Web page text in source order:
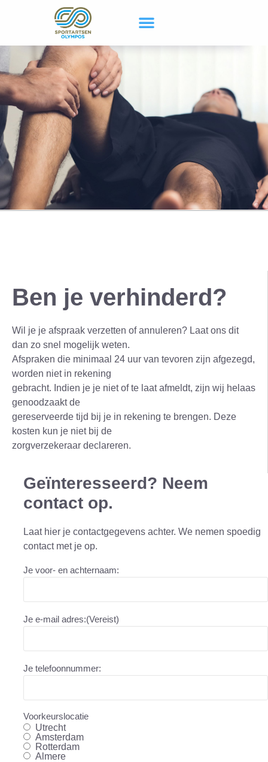
Ben je verhinderd?
Wil je je afspraak verzetten of annuleren? Laat ons dit
dan zo snel mogelijk weten.
Afspraken die minimaal 24 uur van tevoren zijn afgezegd,
worden niet in rekening
gebracht. Indien je je niet of te laat afmeldt, zijn wij helaas
genoodzaakt de
gereserveerde tijd bij je in rekening te brengen. Deze
kosten kun je niet bij de
zorgverzekeraar declareren.
Geïnteresseerd? Neem
contact op.
Laat hier je contactgegevens achter. We nemen spoedig
contact met je op.
Je voor- en achternaam:
Je e-mail adres:(Vereist)
Je telefoonnummer:
Voorkeurslocatie
Utrecht
Amsterdam
Rotterdam
Almere